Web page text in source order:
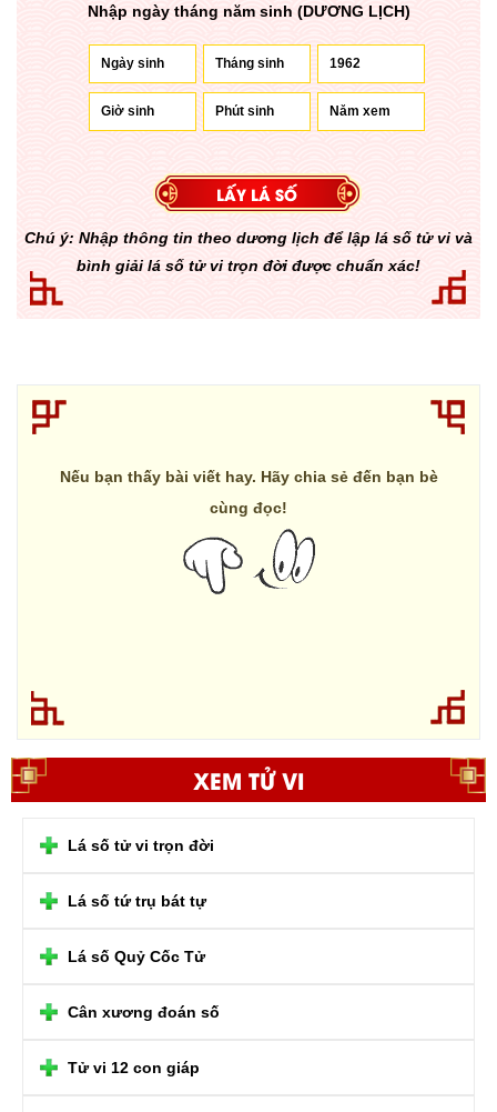
Nhập ngày tháng năm sinh (DƯƠNG LỊCH)
Chú ý: Nhập thông tin theo dương lịch để lập lá số tử vi và
bình giải lá số tử vi trọn đời được chuẩn xác!
Nếu bạn thấy bài viết hay. Hãy chia sẻ đến bạn bè
cùng đọc!
XEM TỬ VI
Lá số tử vi trọn đời
Lá số tứ trụ bát tự
Lá số Quỷ Cốc Tử
Cân xương đoán số
Tử vi 12 con giáp